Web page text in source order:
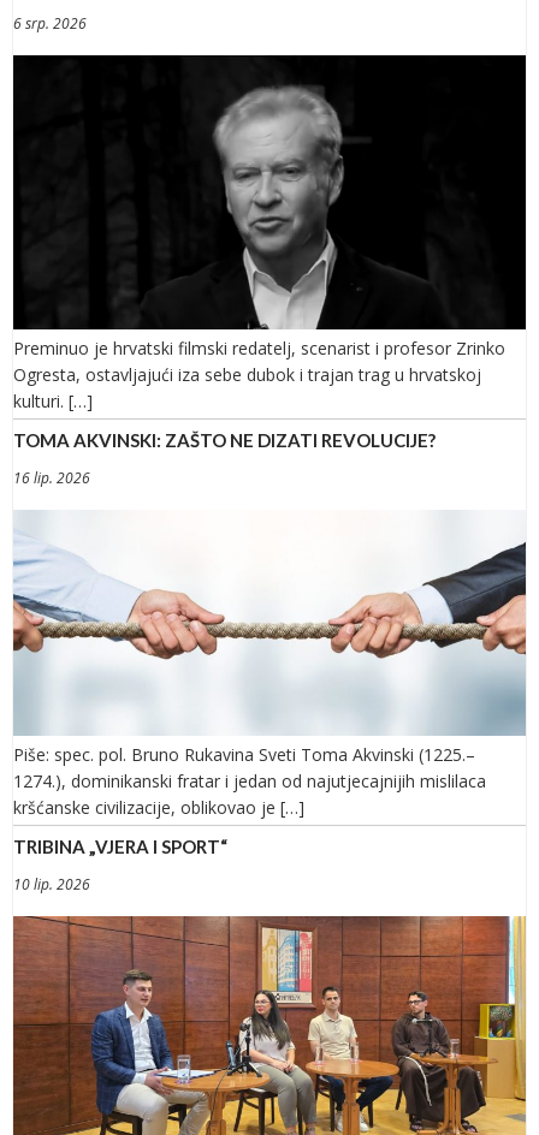
6 srp. 2026
Preminuo je hrvatski filmski redatelj, scenarist i profesor Zrinko
Ogresta, ostavljajući iza sebe dubok i trajan trag u hrvatskoj
kulturi. […]
TOMA AKVINSKI: ZAŠTO NE DIZATI REVOLUCIJE?
16 lip. 2026
Piše: spec. pol. Bruno Rukavina Sveti Toma Akvinski (1225.–
1274.), dominikanski fratar i jedan od najutjecajnijih mislilaca
kršćanske civilizacije, oblikovao je […]
TRIBINA „VJERA I SPORT“
10 lip. 2026